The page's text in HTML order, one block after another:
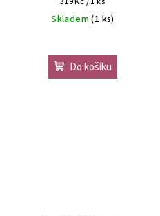
cena:
Skladem(1 ks)
Do košíku